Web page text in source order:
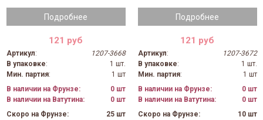
Подробнее
121 руб
Артикул:
1207-3668
В упаковке:
1 шт.
Мин. партия:
1 шт
В наличии на Фрунзе:
0 шт
В наличии на Ватутина:
0 шт
Скоро на Фрунзе:
25 шт
Подробнее
121 руб
Артикул:
1207-3672
В упаковке:
1 шт.
Мин. партия:
1 шт
В наличии на Фрунзе:
0 шт
В наличии на Ватутина:
0 шт
Скоро на Фрунзе:
10 шт